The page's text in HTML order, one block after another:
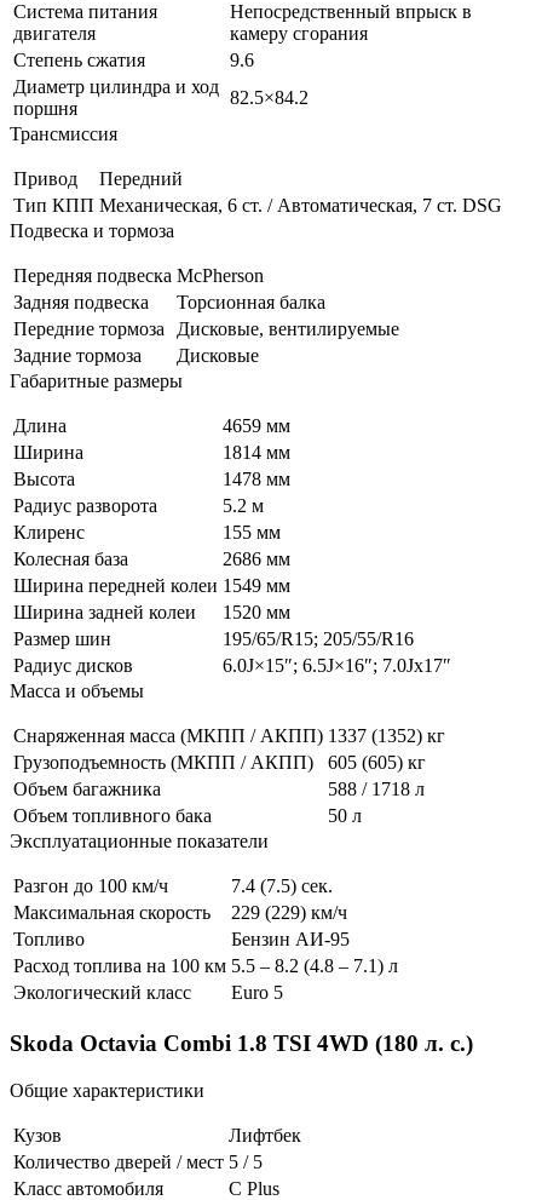
Система питания
двигателя
Непосредственный впрыск в
камеру сгорания
Степень сжатия
9.6
Диаметр цилиндра и ход
поршня
82.5×84.2
Трансмиссия
Привод
Передний
Тип КПП Механическая, 6 ст. / Автоматическая, 7 ст. DSG
Подвеска и тормоза
Передняя подвеска McPherson
Задняя подвеска
Торсионная балка
Передние тормоза
Дисковые, вентилируемые
Задние тормоза
Дисковые
Габаритные размеры
Длина
4659 мм
Ширина
1814 мм
Высота
1478 мм
Радиус разворота
5.2 м
Клиренс
155 мм
Колесная база
2686 мм
Ширина передней колеи 1549 мм
Ширина задней колеи
1520 мм
Размер шин
195/65/R15; 205/55/R16
Радиус дисков
6.0J×15″; 6.5J×16″; 7.0Jx17″
Масса и объемы
Снаряженная масса (МКПП / АКПП) 1337 (1352) кг
Грузоподъемность (МКПП / АКПП)
605 (605) кг
Объем багажника
588 / 1718 л
Объем топливного бака
50 л
Эксплуатационные показатели
Разгон до 100 км/ч
7.4 (7.5) сек.
Максимальная скорость
229 (229) км/ч
Топливо
Бензин АИ-95
Расход топлива на 100 км 5.5 – 8.2 (4.8 – 7.1) л
Экологический класс
Euro 5
Skoda Octavia Combi 1.8 TSI 4WD (180 л. с.)
Общие характеристики
Кузов
Лифтбек
Количество дверей / мест 5 / 5
Класс автомобиля
С Plus